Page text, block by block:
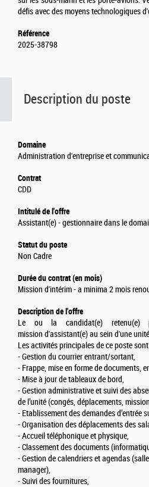
Description du poste
Domaine
Administration d'entreprise et
Contrat
CDD
Intitulé de l'offre
Assistant(e) - gestionnaire dans le
Statut du poste
Non Cadre
Durée du contrat (en mois)
Mission d'intérim - a minima 2 mois
Description de l'offre
Le ou la candidat(e)
mission d'assistant(e) au sein d'une
Les activités principales de ce poste
- Gestion du courrier entrant/sortant,
- Frappe, mise en forme de documents,
- Mise à jour de tableaux de bord,
- Gestion administrative et suivi des
de l’unité (congés, déplacements,
- Etablissement des demandes d’entrée
- Organisation des déplacements des
- Accueil téléphonique et physique,
- Classement des documents
- Gestion de calendriers et agendas
manager),
- Suivi des fournitures,
défis avec des moyens technologiques
Référence
2025-38798